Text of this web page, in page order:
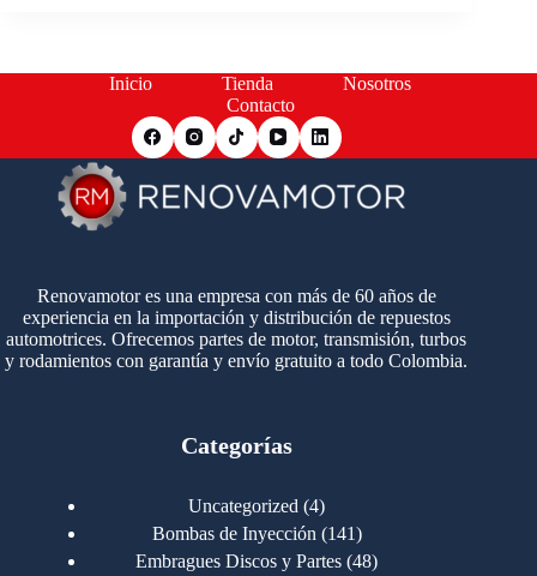
Inicio Tienda
Nosotros
Contacto
Renovamotor es una empresa con más de 60 años de
experiencia en la importación y distribución de repuestos
automotrices. Ofrecemos partes de motor, transmisión, turbos
y rodamientos con garantía y envío gratuito a todo Colombia.
Categorías
Uncategorized 44
productos
Bombas de Inyección 141141
productos
Embragues Discos y Partes 4848